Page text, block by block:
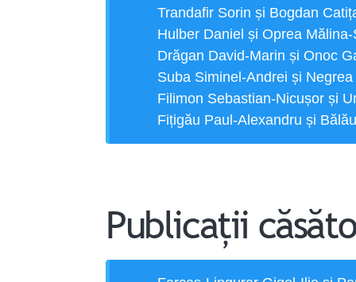
Trandafir Sorin și Bogdan
Hulber Daniel și Oprea
Drăgan David-Marin și Onoc
Suba Siminel-Andrei și
Filimon Sebastian-Nicușor și
Fițigău Paul-Alexandru și
Publicații